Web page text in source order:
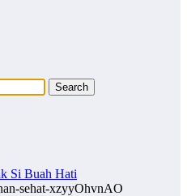
Si Buah Hati
sehat-xzyyOhvnAO